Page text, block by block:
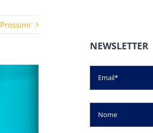
Prossimi
NEWSLETTER